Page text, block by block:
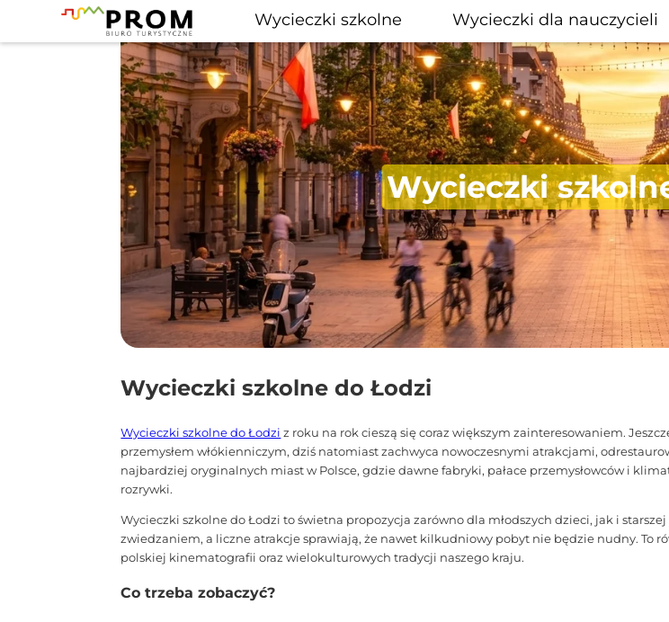
Wycieczki szkolne Wycieczki dla nauczycieli
Wycieczki
Wycieczki szkolne do Łodzi
Wycieczki szkolne do Łodzi z roku na rok cieszą się coraz większym zainteresowaniem.
przemysłem włókienniczym, dziś natomiast zachwyca nowoczesnymi atrakcjami,
najbardziej oryginalnych miast w Polsce, gdzie dawne fabryki, pałace przemysłowców i
rozrywki.
Wycieczki szkolne do Łodzi to świetna propozycja zarówno dla młodszych dzieci, jak i
zwiedzaniem, a liczne atrakcje sprawiają, że nawet kilkudniowy pobyt nie będzie nudny. To
polskiej kinematografii oraz wielokulturowych tradycji naszego kraju.
Co trzeba zobaczyć?